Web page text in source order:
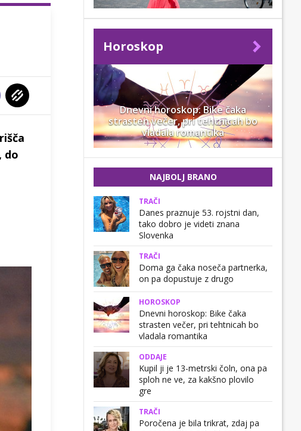
do
Horoskop
Dnevni horoskop: Bike čaka
strasten večer, pri tehtnicah bo
vladala romantika
NAJBOLJ BRANO
TRAČI
Danes praznuje 53. rojstni dan,
tako dobro je videti znana
Slovenka
TRAČI
Doma ga čaka noseča partnerka,
on pa dopustuje z drugo
HOROSKOP
Dnevni horoskop: Bike čaka
strasten večer, pri tehtnicah bo
vladala romantika
ODDAJE
Kupil ji je 13-metrski čoln, ona pa
sploh ne ve, za kakšno plovilo
gre
TRAČI
Poročena je bila trikrat, zdaj pa